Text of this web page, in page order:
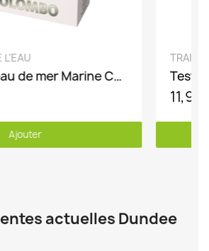
L'EAU
Test nitrine eau de mer Marine Colombo
Ajouter
11,99
actuelles Dundee